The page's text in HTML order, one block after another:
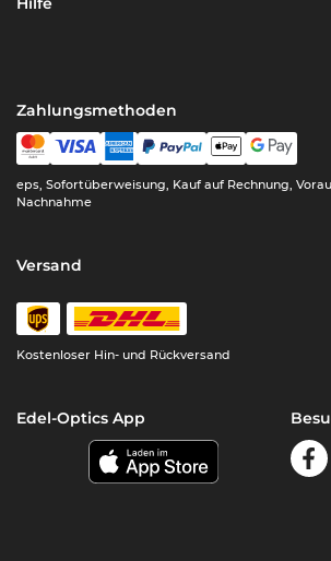
Zahlungsmethoden
eps, Sofortüberweisung, Kauf auf Rechnung,
Nachnahme
Versand
Kostenloser Hin- und Rückversand
Edel-Optics App